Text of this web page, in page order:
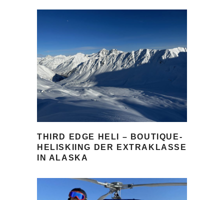
THIRD EDGE HELI – BOUTIQUE-
HELISKIING DER EXTRAKLASSE
IN ALASKA